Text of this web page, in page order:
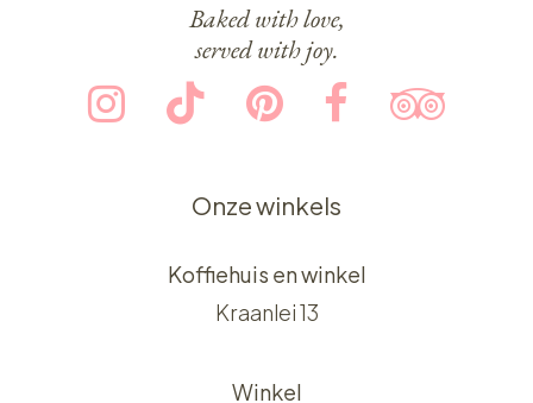
Baked with love,
served with joy.
Onze winkels
Koffiehuis en winkel
Kraanlei 13
Winkel